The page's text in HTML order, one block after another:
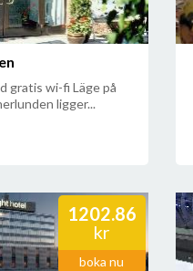
gratis wi-fi Läge på
ligger...
1202.86
kr
boka nu